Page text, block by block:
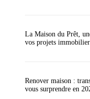
La Maison du Prêt,
vos projets
Renover maison :
vous surprendre en